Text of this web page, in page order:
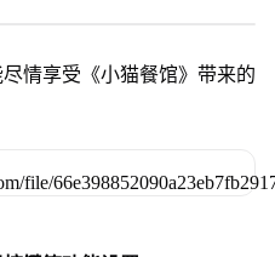
情享受《小猫餐馆》带来的